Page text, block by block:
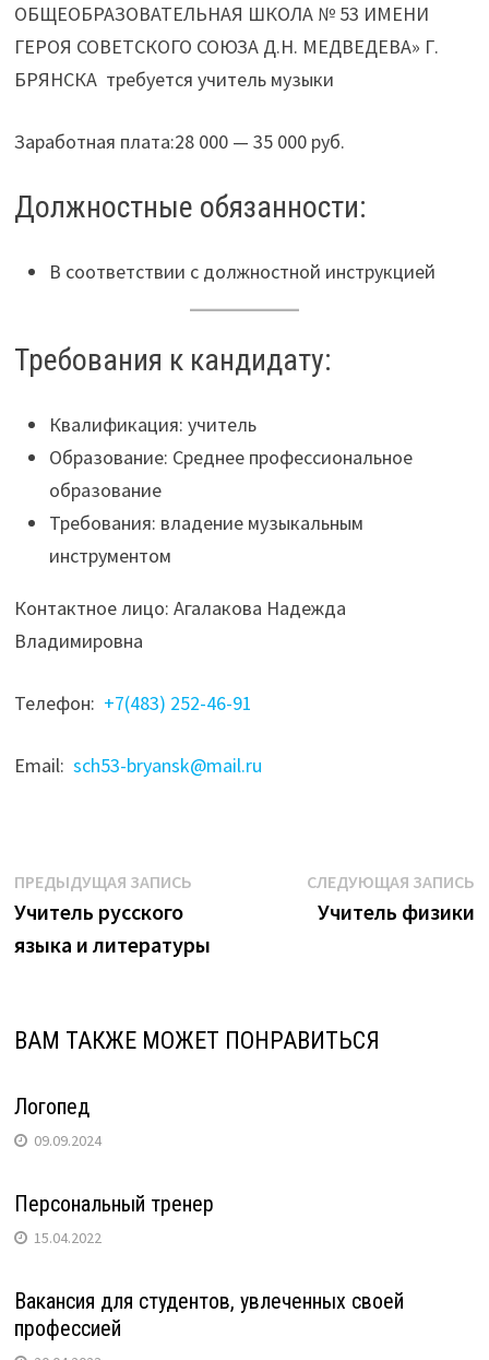
ОБЩЕОБРАЗОВАТЕЛЬНАЯ ШКОЛА № 53 ИМЕНИ
ГЕРОЯ СОВЕТСКОГО СОЮЗА Д.Н. МЕДВЕДЕВА» Г.
БРЯНСКА требуется учитель музыки
Заработная плата:28 000 — 35 000 руб.
Должностные обязанности:
В соответствии с должностной инструкцией
Требования к кандидату:
Квалификация: учитель
Образование: Среднее профессиональное
образование
Требования: владение музыкальным
инструментом
Контактное лицо: Агалакова Надежда
Владимировна
Телефон: +7(483) 252-46-91
Email:sch53-bryansk@mail.ru
Навигация
по
ПРЕДЫДУЩАЯ ЗАПИСЬ
Учитель русского
языка и литературы
СЛЕДУЮЩАЯ ЗАПИСЬ
Учитель физики
ВАМ ТАКЖЕ МОЖЕТ ПОНРАВИТЬСЯ
Логопед
09.09.2024
Персональный тренер
15.04.2022
Вакансия для студентов, увлеченных своей
профессией